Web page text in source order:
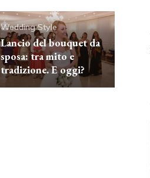
Wedding Style
Lancio del bouquet da
sposa: tra mito e
tradizione. E oggi?